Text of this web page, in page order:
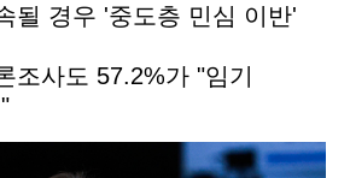
될 경우 '중도층 민심 이반'
조사도 57.2%가 "임기